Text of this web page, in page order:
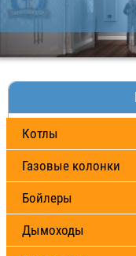
Услуги
Для покупателей
Каталог товаров
Наши работы
Котлы
Газовые колонки
Бойлеры
Дымоходы